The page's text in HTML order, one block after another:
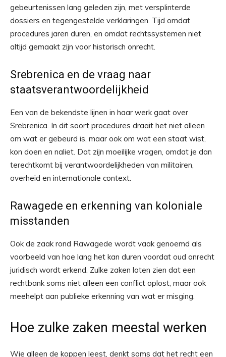
gebeurtenissen lang geleden zijn, met versplinterde
dossiers en tegengestelde verklaringen. Tijd omdat
procedures jaren duren, en omdat rechtssystemen niet
altijd gemaakt zijn voor historisch onrecht.
Srebrenica en de vraag naar
staatsverantwoordelijkheid
Een van de bekendste lijnen in haar werk gaat over
Srebrenica. In dit soort procedures draait het niet alleen
om wat er gebeurd is, maar ook om wat een staat wist,
kon doen en naliet. Dat zijn moeilijke vragen, omdat je dan
terechtkomt bij verantwoordelijkheden van militairen,
overheid en internationale context.
Rawagede en erkenning van koloniale
misstanden
Ook de zaak rond Rawagede wordt vaak genoemd als
voorbeeld van hoe lang het kan duren voordat oud onrecht
juridisch wordt erkend. Zulke zaken laten zien dat een
rechtbank soms niet alleen een conflict oplost, maar ook
meehelpt aan publieke erkenning van wat er misging.
Hoe zulke zaken meestal werken
Wie alleen de koppen leest, denkt soms dat het recht een